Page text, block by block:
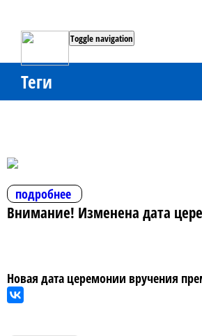
Toggle navigation
Теги
подробнее
Внимание! Изменена дата
Новая дата церемонии вручения